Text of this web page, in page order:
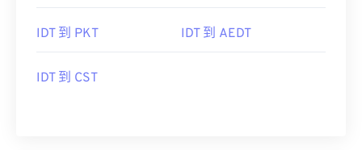
IDT 到 PKT IDT 到 AEDT
IDT 到 CST